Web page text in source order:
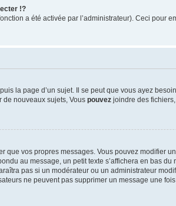
!?
a été activée par l’administrateur). Ceci pour
la page d’un sujet. Il se peut que vous ayez
de nouveaux sujets, Vous pouvez joindre des fichiers,
que vos propres messages. Vous pouvez modifier
au message, un petit texte s’affichera en bas
pas si un modérateur ou un administrateur
ne peuvent pas supprimer un message une fois